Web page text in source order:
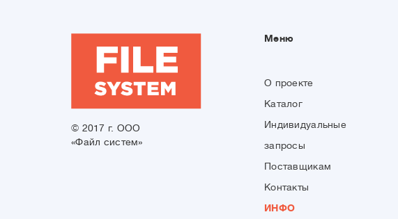
© 2017 г. ООО
«Файл систем»
Меню
О проекте
Каталог
Индивидуальные
запросы
Поставщикам
Контакты
ИНФО